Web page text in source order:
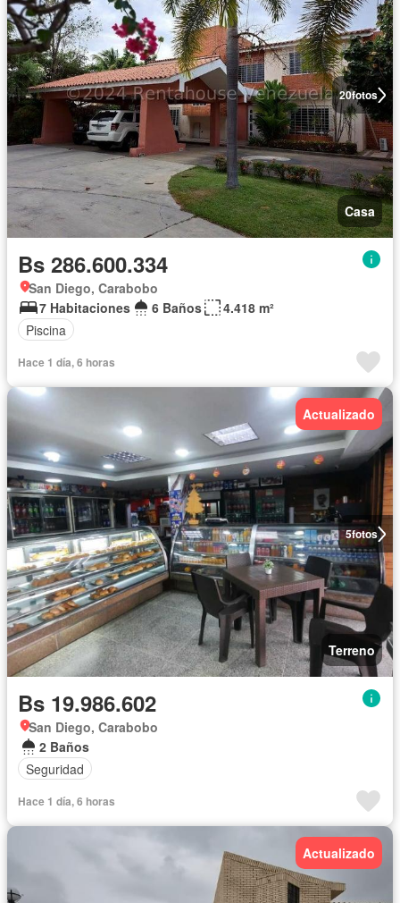
20fotos
Casa
Bs 286.600.334
San Diego, Carabobo
7 Habitaciones
6 Baños
4.418 m²
Piscina
Hace 1 día, 6 horas
5fotos
Actualizado
Terreno
Bs 19.986.602
San Diego, Carabobo
2 Baños
Seguridad
Hace 1 día, 6 horas
Actualizado